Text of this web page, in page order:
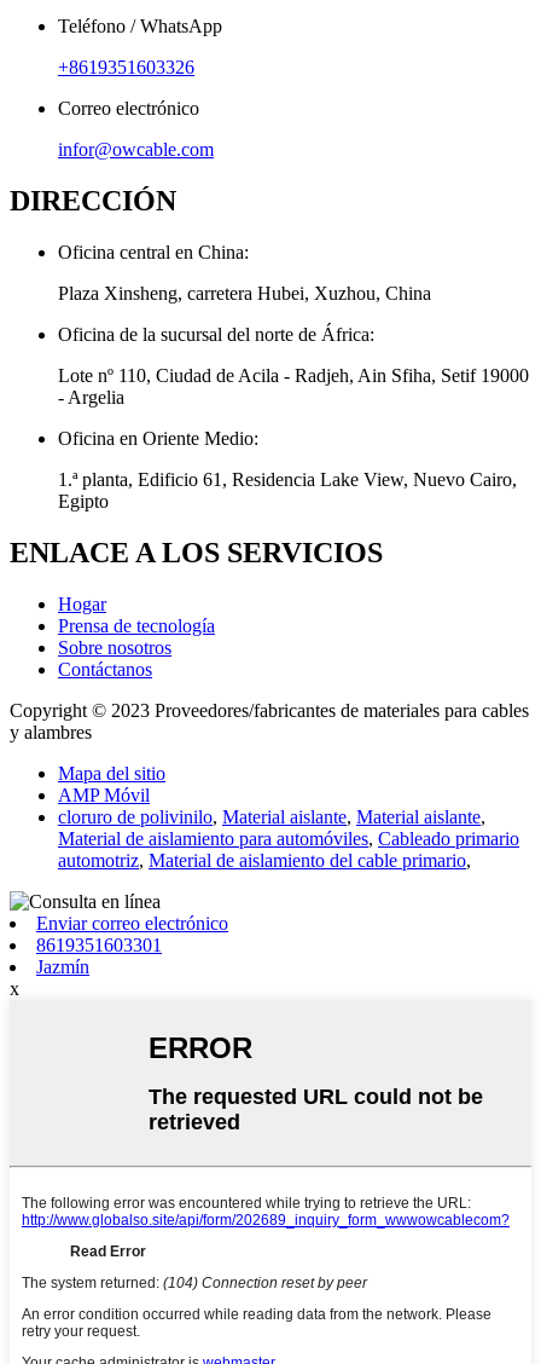
Teléfono / WhatsApp
+8619351603326
Correo electrónico
infor@owcable.com
DIRECCIÓN
Oficina central en China:
Plaza Xinsheng, carretera Hubei, Xuzhou, China
Oficina de la sucursal del norte de África:
Lote nº 110, Ciudad de Acila - Radjeh, Ain Sfiha, Setif 19000
- Argelia
Oficina en Oriente Medio:
1.ª planta, Edificio 61, Residencia Lake View, Nuevo Cairo,
Egipto
ENLACE A LOS SERVICIOS
Hogar
Prensa de tecnología
Sobre nosotros
Contáctanos
Copyright © 2023 Proveedores/fabricantes de materiales para cables
y alambres
Mapa del sitio
AMP Móvil
cloruro de polivinilo, Material aislante, Material aislante,
Material de aislamiento para automóviles, Cableado primario
automotriz, Material de aislamiento del cable primario,
Enviar correo electrónico
8619351603301
Jazmín
x